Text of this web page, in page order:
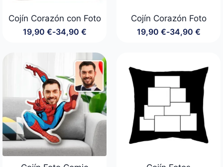
Cojín Corazón con Foto
19,90 €-34,90 €
Rango
precios:
desde
19,90 €
hasta
34,90 €
Cojín Corazón Foto
19,90 €-34,90 €
Rango
19,90 €
34,90 €